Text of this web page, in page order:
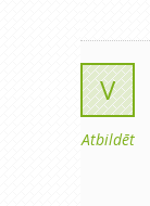
V
Atbildēt